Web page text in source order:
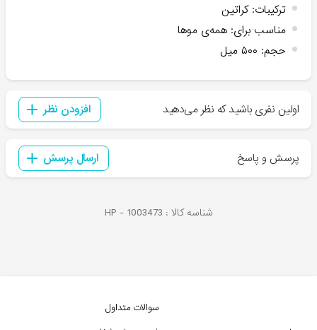
ترکیبات:کراتین
مناسب برای: همه‌ی موها
حجم: ۵۰۰ میل
اولین نفری باشید که نظر می‌دهید افزودن نظر
پرسش و پاسخ ارسال پرسش
شناسه کالا : HP - 1003473
سوالات متداول